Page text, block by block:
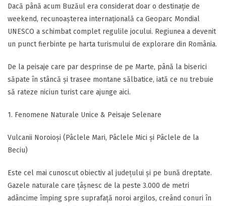
Dacă până acum Buzăul era considerat doar o destinație de
weekend, recunoașterea internațională ca Geoparc Mondial
UNESCO a schimbat complet regulile jocului. Regiunea a devenit
un punct fierbinte pe harta turismului de explorare din România.
​De la peisaje care par desprinse de pe Marte, până la biserici
săpate în stâncă și trasee montane sălbatice, iată ce nu trebuie
să rateze niciun turist care ajunge aici.
1. Fenomene Naturale Unice & Peisaje Selenare
​Vulcanii Noroioși (Pâclele Mari, Pâclele Mici și Pâclele de la
Beciu)
​Este cel mai cunoscut obiectiv al județului și pe bună dreptate.
Gazele naturale care țâșnesc de la peste 3.000 de metri
adâncime împing spre suprafață noroi argilos, creând conuri în